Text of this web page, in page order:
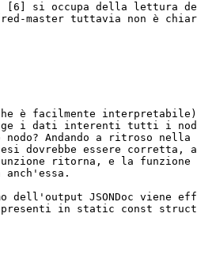
[6] si occupa della lettura
master tuttavia non è
è facilmente
i dati interenti tutti i
Andando a ritroso
dovrebbe essere corretta,
ritorna, e la funzione
dell'output JSONDoc viene
presenti in static const